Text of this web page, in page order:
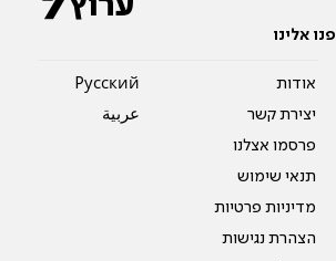
פנו אלינו
אודות
יצירת קשר
פרסמו אצלנו
תנאי שימוש
מדיניות פרטיות
הצהרת נגישות
Pусский
عربية